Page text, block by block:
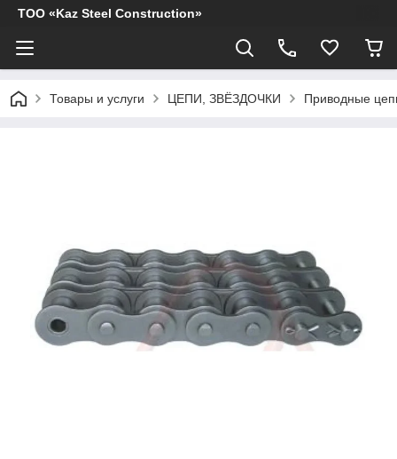
ТОО «Kaz Steel Construction»
Товары и услуги ЦЕПИ, ЗВЁЗДОЧКИ Приводные